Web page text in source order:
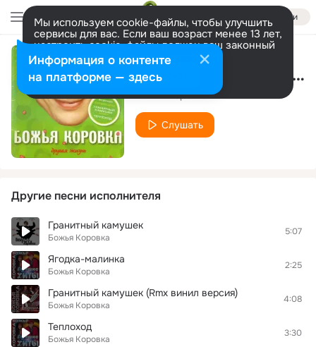
Войти
Мы используем cookie-файлы, чтобы улучшить
сервисы для вас. Если ваш возраст менее 13 лет,
настроить cookie-файлы должен ваш законный
представитель. Больше информации
Разрешить все Настроить СЛМ (быстрый вариант) Самая любимая моя
Божья Коровка
Слушать
Другие песни исполнителя
Гранитный камушек
Божья Коровка
5:07
Ягодка-малинка
Божья Коровка
2:25
Гранитный камушек (Rmx винил версия)
Божья Коровка
4:08
Теплоход
Божья Коровка
3:30
Информация о контенте
на платформе — здесь